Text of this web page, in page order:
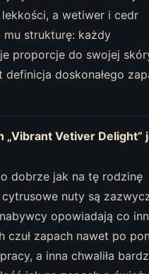
a wetiwer i cedr
mu strukturę: każdy
proporcje do swojej
definicja doskonałego
„Vibrant Vetiver Delight”
dobrze jak na tę rodzinę
nuty są
opowiadają co
czuł zapach nawet po
a inna chwaliła